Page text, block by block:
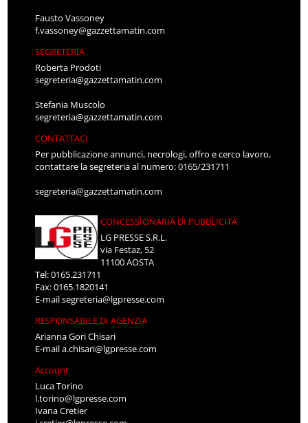
Fausto Vassoney
f.vassoney@gazzettamatin.com
SEGRETERIA
Roberta Prodoti
segreteria@gazzettamatin.com
Stefania Muscolo
segreteria@gazzettamatin.com
CONTATTACI
Per pubblicazione annunci, necrologi, offro e cerco lavoro,
contattare la segreteria al numero: 0165/231711
segreteria@gazzettamatin.com
CONCESSIONARIA DI PUBBLICITÀ
LG PRESSE S.R.L.
via Festaz, 52
11100 AOSTA
Tel: 0165.231711
Fax: 0165.1820141
E-mailsegreteria@lgpresse.com
RESPONSABILE DI AGENZIA
Arianna Gori Chisari
E-maila.chisari@lgpresse.com
Account
Luca Torino
l.torino@lgpresse.com
Ivana Cretier